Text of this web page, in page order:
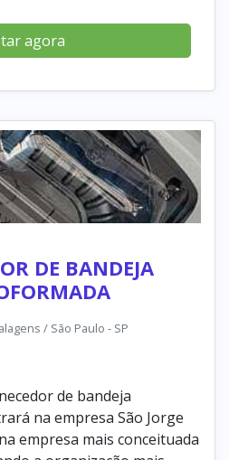
agora
DE BANDEJA
/ São Paulo - SP
de bandeja
na empresa São Jorge
empresa mais conceituada